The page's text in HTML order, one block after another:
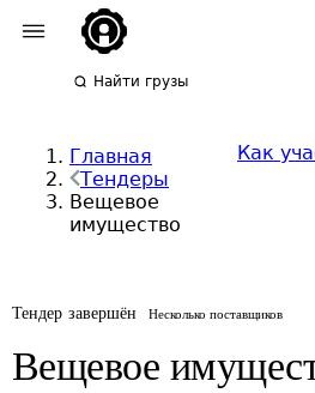
Найти грузы
Главная
Тендеры
Вещевое
имущество
Как
Тендер завершён Несколько поставщиков
Вещевое